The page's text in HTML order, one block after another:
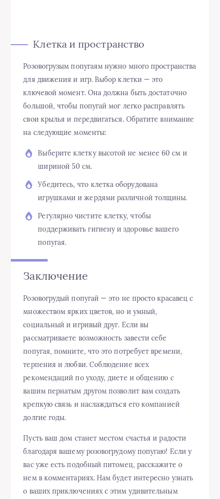
Клетка и пространство
Розовогрузым попугаям нужно много пространства
для движения и игр. Выбор клетки — это
ключевой момент. Она должна быть достаточно
большой, чтобы попугай мог легко расправлять
свои крылья и передвигаться. Обратите внимание
на следующие моменты:
Выберите клетку высотой не менее 60 см и
шириной 50 см.
Убедитесь, что клетка оборудована
игрушками и жердями различной толщины.
Регулярно чистите клетку, чтобы
поддерживать гигиену и здоровье вашего
попугая.
Заключение
Розовогрудый попугай — это не просто красавец с
множеством ярких цветов, но и умный,
социальный и игривый друг. Если вы
рассматриваете возможность завести себе
попугая, помните, что это потребует времени,
терпения и любви. Соблюдение всех
рекомендаций по уходу, диете и общению с
вашим пернатым другом позволит вам создать
крепкую связь и наслаждаться его компанией
долгие годы.
Пусть ваш дом станет местом счастья и радости
благодаря вашему розовогрудому попугаю! Если у
вас уже есть подобный питомец, расскажите о
нем в комментариях. Нам будет интересно узнать
о ваших приключениях с этим удивительным